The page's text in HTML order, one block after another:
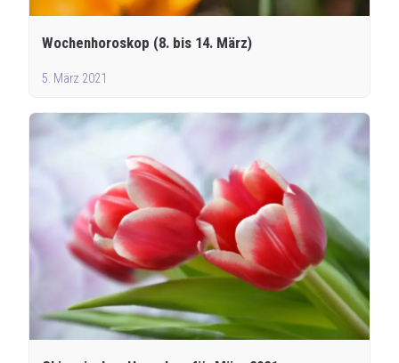
Wochenhoroskop (8. bis 14. März)
5. März 2021